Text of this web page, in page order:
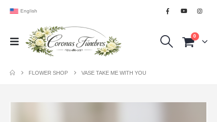
English
0
FLOWER SHOP VASE TAKE ME WITH YOU